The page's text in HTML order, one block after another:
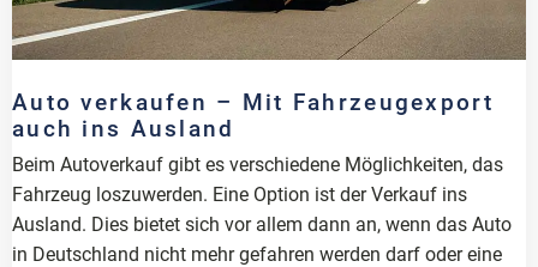
Auto verkaufen – Mit Fahrzeugexport
auch ins Ausland
Beim Autoverkauf gibt es verschiedene Möglichkeiten, das
Fahrzeug loszuwerden. Eine Option ist der Verkauf ins
Ausland. Dies bietet sich vor allem dann an, wenn das Auto
in Deutschland nicht mehr gefahren werden darf oder eine